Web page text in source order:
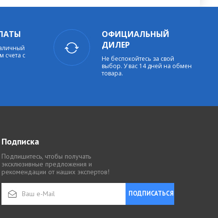
счета с
ОФИЦИАЛЬНЫЙ
ДИЛЕР
Не беспокойтесь за свой
выбор. У вас 14 дней на обмен
товара.
Подписка
Подпишитесь, чтобы получать
эксклюзивные предложения и
рекомендации от наших экспертов!
ПОДПИСАТЬСЯ